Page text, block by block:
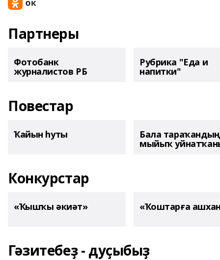
Партнеры
Фотобанк
журналистов РБ
Рубрика "Еда и
напитки"
Повестар
Ҡайын һуты Бала тараҡандың
мыйыҡ
Конкурстар
«Ҡышҡы әкиәт» «Ҡоштарға
Гәзитебеҙ - дуҫыбыҙ